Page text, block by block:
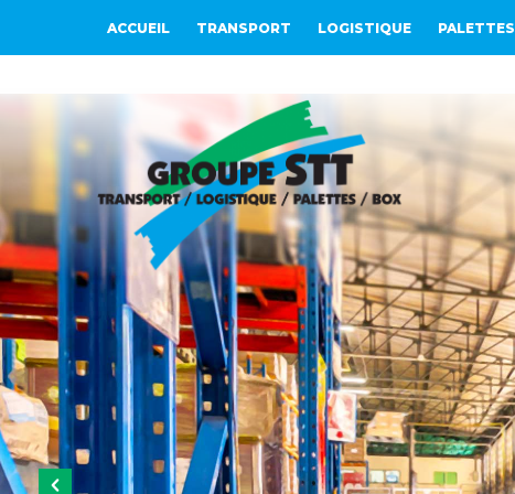
ACCUEIL TRANSPORT LOGISTIQUE PALETTES